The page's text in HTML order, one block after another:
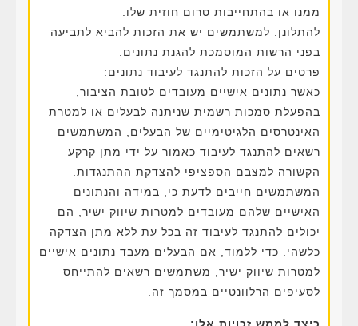
ממנו או בהתחייבות טרום חוזית שלו.
להתלונן. למשתמשים יש את הזכות להביא לתביעה
בפני הרשות המוסמכת להגנת נתונים.
פרטים על הזכות להתנגד לעיבוד נתונים:
כאשר נתונים אישיים מעובדים לטובת הציבור,
בהפעלת סמכות רשמית שניתנה לבעלים או למטרת
האינטרסים הלגיטימיים של הבעלים, המשתמשים
רשאים להתנגד לעיבוד כאמור על ידי מתן קרקע
הקשורה למצבם הספציפי להצדקת ההתנגדות.
המשתמשים חייבים לדעת כי, במידה והנתונים
האישיים שלהם מעובדים למטרות שיווק ישיר, הם
יכולים להתנגד לעיבוד זה בכל עת ללא מתן הצדקה
כלשהי. כדי ללמוד, אם הבעלים מעבד נתונים אישיים
למטרות שיווק ישיר, משתמשים רשאים להתייחס
לסעיפים הרלוונטיים במסמך זה.
כיצד לממש זכויות אלו: